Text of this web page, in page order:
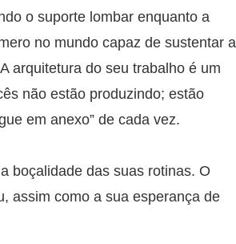
o suporte lombar enquanto a
no mundo capaz de sustentar a
arquitetura do seu trabalho é um
não estão produzindo; estão
em anexo” de cada vez.
boçalidade das suas rotinas. O
assim como a sua esperança de